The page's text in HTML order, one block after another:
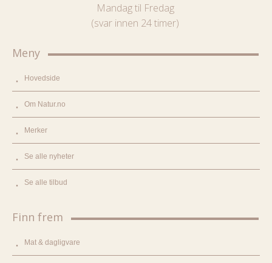
Mandag til Fredag
(svar innen 24 timer)
Meny
Hovedside
Om Natur.no
Merker
Se alle nyheter
Se alle tilbud
Finn frem
Mat & dagligvare